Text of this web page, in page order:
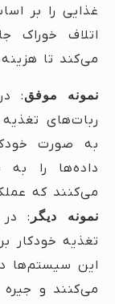
غذایی را بر
اتلاف خوراک
می‌کند تا
نمونه موفق:
ربات‌های
به صورت
داده‌ها را
می‌کنند که
نمونه دیگر : در
تغذیه خودکار
این سیستم‌ها
می‌کنند و جیره